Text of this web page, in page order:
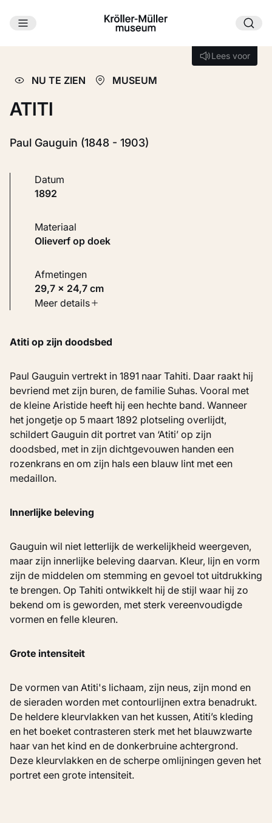
Ga naar hoofdinhoud
Lees voor
Lees voor
NU TE ZIEN MUSEUM
ATITI
Paul Gauguin (1848 - 1903)
Datum
1892
Materiaal
Olieverf op doek
Afmetingen
29,7 × 24,7 cm
Soort werk
Inventarisnummer
Meer details
Atiti op zijn doodsbed
Paul Gauguin vertrekt in 1891 naar Tahiti. Daar raakt hij
bevriend met zijn buren, de familie Suhas. Vooral met
de kleine Aristide heeft hij een hechte band. Wanneer
het jongetje op 5 maart 1892 plotseling overlijdt,
schildert Gauguin dit portret van ‘Atiti’ op zijn
doodsbed, met in zijn dichtgevouwen handen een
rozenkrans en om zijn hals een blauw lint met een
medaillon.
Innerlijke beleving
Gauguin wil niet letterlijk de werkelijkheid weergeven,
maar zijn innerlijke beleving daarvan. Kleur, lijn en vorm
zijn de middelen om stemming en gevoel tot uitdrukking
te brengen. Op Tahiti ontwikkelt hij de stijl waar hij zo
bekend om is geworden, met sterk vereenvoudigde
vormen en felle kleuren.
Grote intensiteit
De vormen van Atiti's lichaam, zijn neus, zijn mond en
de sieraden worden met contourlijnen extra benadrukt.
De heldere kleurvlakken van het kussen, Atiti’s kleding
en het boeket contrasteren sterk met het blauwzwarte
haar van het kind en de donkerbruine achtergrond.
Deze kleurvlakken en de scherpe omlijningen geven het
portret een grote intensiteit.